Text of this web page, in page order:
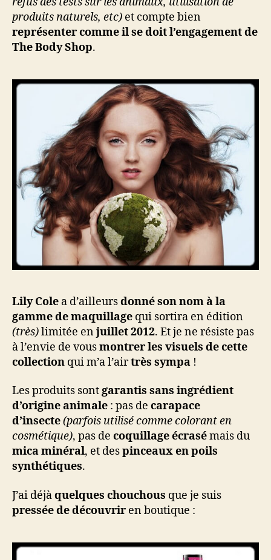
produits naturels, etc) et compte bien
représenter comme il se doit l’engagement de
The Body Shop.
Lily Cole a d’ailleursdonné son nom à la
gamme de maquillage qui sortira en édition
(très)limitée enjuillet 2012. Et je ne résiste pas
à l’envie de vousmontrer les visuels de cette
collection qui m’a l’airtrès sympa !
Les produits sontgarantis sans ingrédient
d’origine animale : pas de carapace
d’insecte(parfois utilisé comme colorant en
cosmétique), pas de coquillage écrasémais du
mica minéral, et despinceaux en poils
synthétiques.
J’ai déjàquelques chouchous que je suis
pressée de découvrir en boutique :